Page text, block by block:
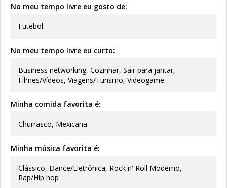
No meu tempo livre eu gosto de:
Futebol
No meu tempo livre eu curto:
Business networking, Cozinhar, Sair para jantar,
Filmes/Vídeos, Viagens/Turismo, Videogame
Minha comida favorita é:
Churrasco, Mexicana
Minha música favorita é:
Clássico, Dance/Eletrônica, Rock n' Roll Moderno,
Rap/Hip hop